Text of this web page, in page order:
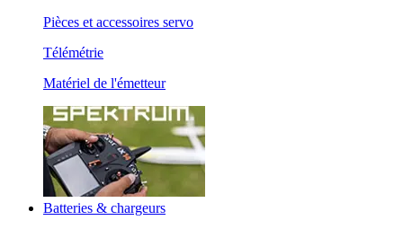
Pièces et accessoires servo
Télémétrie
Matériel de l'émetteur
Batteries & chargeurs